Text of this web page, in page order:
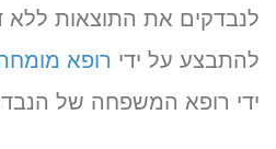
לנבדקים את התוצאות ללא
להתבצע על ידי רופא
ידי רופא המשפחה של